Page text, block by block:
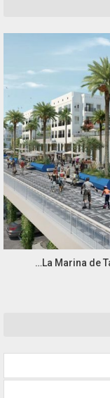
La Marina de